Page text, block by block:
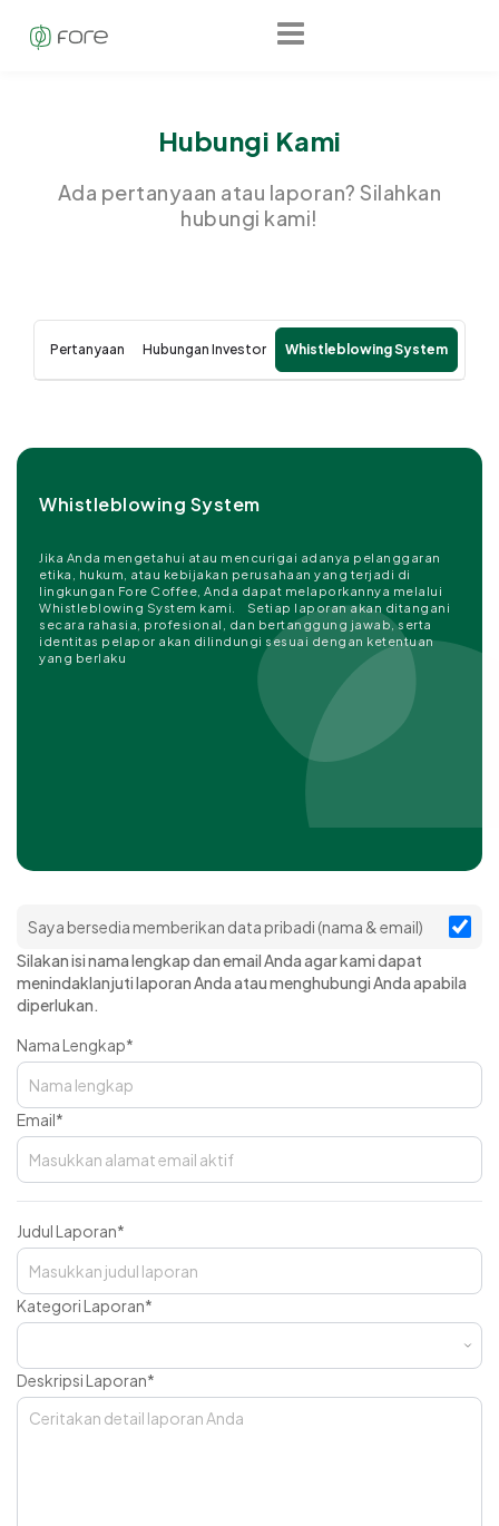
Hubungi Kami
Ada pertanyaan atau laporan? Silahkan
hubungi kami!
Pertanyaan Hubungan Investor Whistleblowing System
Whistleblowing System
Jika Anda mengetahui atau mencurigai adanya pelanggaran
etika, hukum, atau kebijakan perusahaan yang terjadi di
lingkungan Fore Coffee, Anda dapat melaporkannya melalui
Whistleblowing System kami. Setiap laporan akan ditangani
secara rahasia, profesional, dan bertanggung jawab, serta
identitas pelapor akan dilindungi sesuai dengan ketentuan
yang berlaku
Saya bersedia memberikan data pribadi (nama & email)
Silakan isi nama lengkap dan email Anda agar kami dapat
menindaklanjuti laporan Anda atau menghubungi Anda apabila
diperlukan.
Nama Lengkap*
Email*
Judul Laporan*
Kategori Laporan*
Deskripsi Laporan*